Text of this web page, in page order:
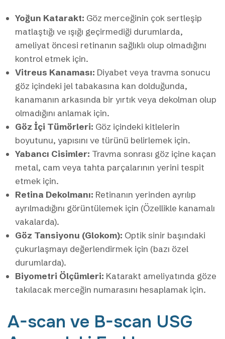
Yoğun Katarakt: Göz merceğinin çok sertleşip
matlaştığı ve ışığı geçirmediği durumlarda,
ameliyat öncesi retinanın sağlıklı olup olmadığını
kontrol etmek için.
Vitreus Kanaması: Diyabet veya travma sonucu
göz içindeki jel tabakasına kan dolduğunda,
kanamanın arkasında bir yırtık veya dekolman olup
olmadığını anlamak için.
Göz İçi Tümörleri: Göz içindeki kitlelerin
boyutunu, yapısını ve türünü belirlemek için.
Yabancı Cisimler: Travma sonrası göz içine kaçan
metal, cam veya tahta parçalarının yerini tespit
etmek için.
Retina Dekolmanı: Retinanın yerinden ayrılıp
ayrılmadığını görüntülemek için (Özellikle kanamalı
vakalarda).
Göz Tansiyonu (Glokom): Optik sinir başındaki
çukurlaşmayı değerlendirmek için (bazı özel
durumlarda).
Biyometri Ölçümleri: Katarakt ameliyatında göze
takılacak merceğin numarasını hesaplamak için.
A-scan ve B-scan USG